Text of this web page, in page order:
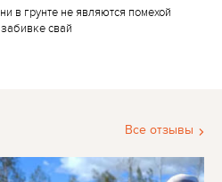
в грунте не являются помехой
свай
Все отзывы